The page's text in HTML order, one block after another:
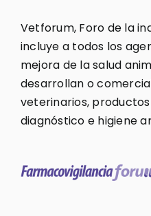
Vetforum, Foro de la
incluye a todos los
mejora de la salud
desarrollan o
veterinarios,
diagnóstico e higiene